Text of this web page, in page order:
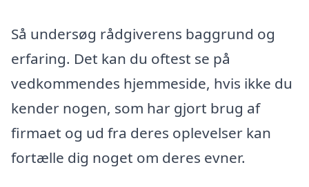
Så undersøg rådgiverens baggrund og
erfaring. Det kan du oftest se på
vedkommendes hjemmeside, hvis ikke du
kender nogen, som har gjort brug af
firmaet og ud fra deres oplevelser kan
fortælle dig noget om deres evner.